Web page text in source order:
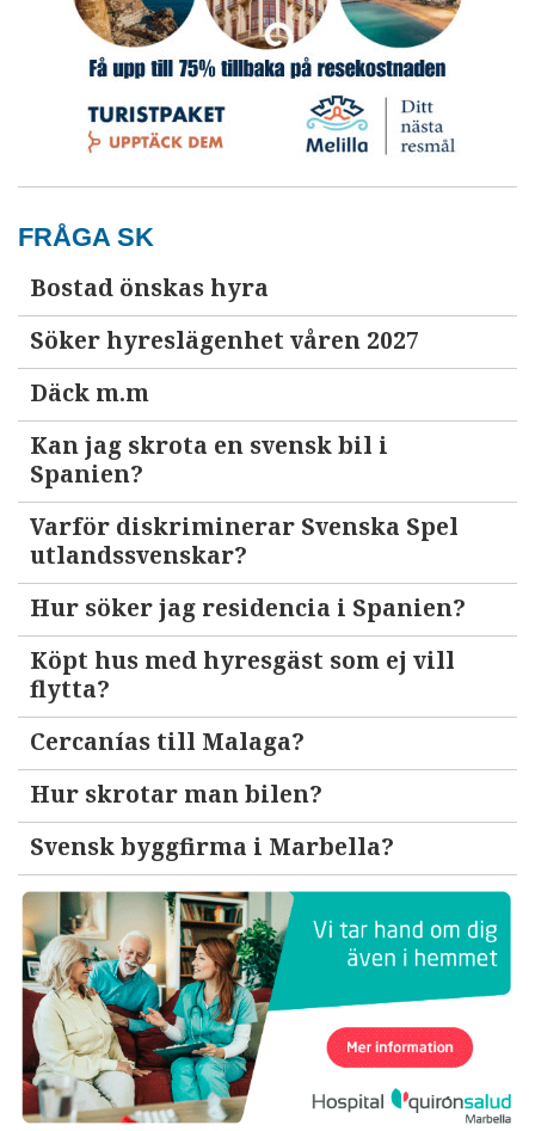
FRÅGA SK
Bostad önskas hyra
Söker hyreslägenhet våren 2027
Däck m.m
Kan jag skrota en svensk bil i
Spanien?
Varför diskriminerar Svenska Spel
utlandssvenskar?
Hur söker jag residencia i Spanien?
Köpt hus med hyresgäst som ej vill
flytta?
Cercanías till Malaga?
Hur skrotar man bilen?
Svensk byggfirma i Marbella?